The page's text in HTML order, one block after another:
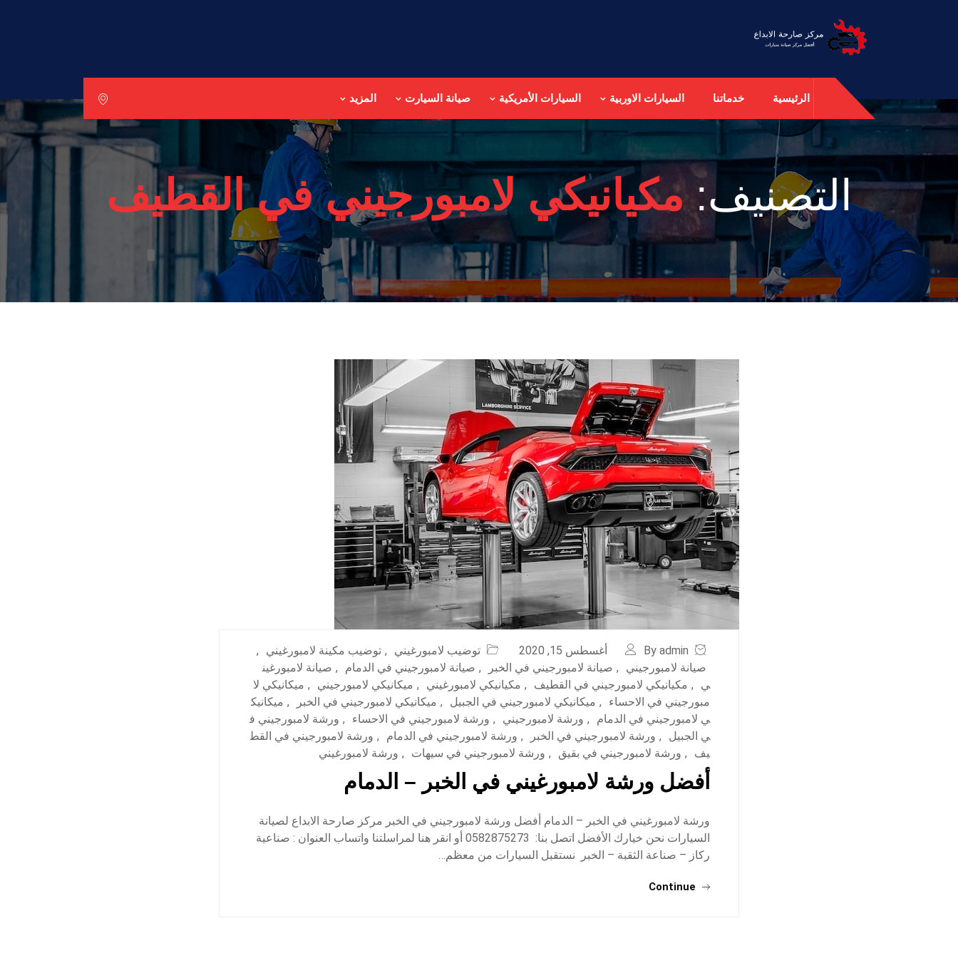
الرئيسية خدماتنا السيارات الاوربية السيارات الأمريكية صيانة السيارت المزيد
التصنيف:مكيانيكي لامبورجيني في القطيف
By admin أغسطس 15, 2020 توضيب لامبورغيني , توضيب مكينة لامبورغيني
,
صيانة لامبورجيني
, صيانة لامبورجيني في الخبر , صيانة لامبورجيني في الدمام , صيانة لامبورغين
ي
, مكيانيكي لامبورجيني في القطيف , مكيانيكي لامبورغيني , ميكانيكي لامبورجيني , ميكانيكي لا
مبورجيني في الاحساء
, ميكانيكي لامبورجيني في الجبيل , ميكانيكي لامبورجيني في الخبر , ميكانيك
ي لامبورجيني في الدمام
, ورشة لامبورجيني , ورشة لامبورجيني في الاحساء , ورشة لامبورجيني ف
ي الجبيل
, ورشة لامبورجيني في الخبر , ورشة لامبورجيني في الدمام , ورشة لامبورجيني في القط
يف
, ورشة لامبورجيني في بقيق , ورشة لامبورجيني في سيهات , ورشة لامبورغيني
أفضل ورشة لامبورغيني في الخبر – الدمام
ورشة لامبورغيني في الخبر – الدمام أفضل ورشة لامبورجيني في الخبر مركز صارحة الابداع لصيانة
السيارات نحن خيارك الأفضل اتصل بنا: 0582875273 أو انقر هنا لمراسلتنا واتساب العنوان : صناعية
ركاز – صناعة الثقبة – الخبر نستقبل السيارات من معظم…
Continue